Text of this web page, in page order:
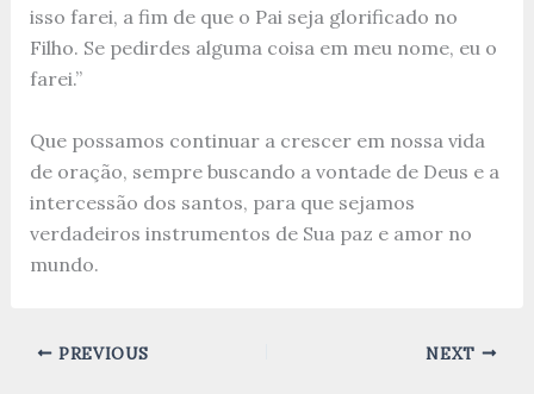
isso farei, a fim de que o Pai seja glorificado no
Filho. Se pedirdes alguma coisa em meu nome, eu o
farei.”
Que possamos continuar a crescer em nossa vida
de oração, sempre buscando a vontade de Deus e a
intercessão dos santos, para que sejamos
verdadeiros instrumentos de Sua paz e amor no
mundo.
PREVIOUS NEXT